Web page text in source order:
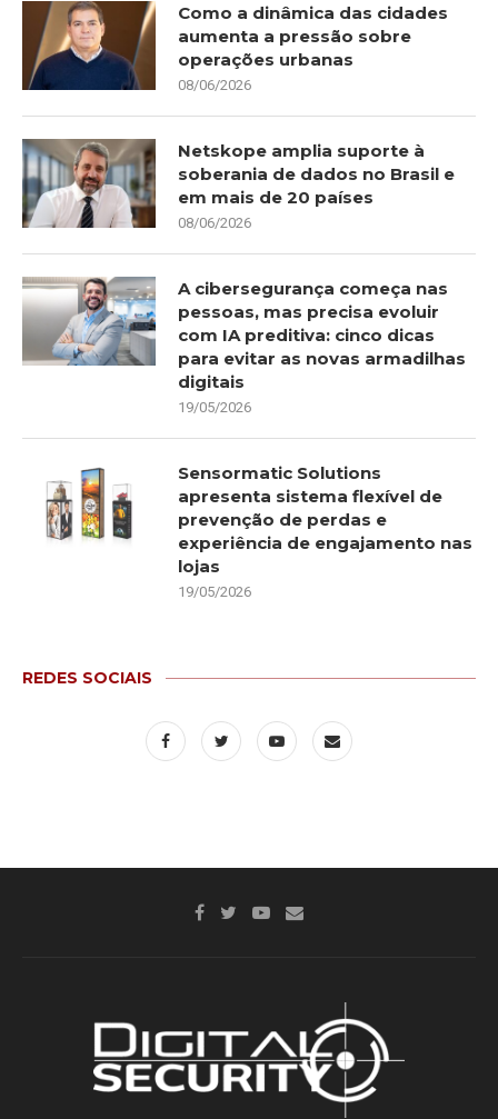
Como a dinâmica das cidades
aumenta a pressão sobre
operações urbanas
08/06/2026
Netskope amplia suporte à
soberania de dados no Brasil e
em mais de 20 países
08/06/2026
A cibersegurança começa nas
pessoas, mas precisa evoluir
com IA preditiva: cinco dicas
para evitar as novas armadilhas
digitais
19/05/2026
Sensormatic Solutions
apresenta sistema flexível de
prevenção de perdas e
experiência de engajamento nas
lojas
19/05/2026
REDES SOCIAIS